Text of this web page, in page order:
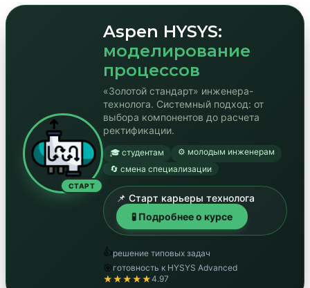
СТАРТ
Aspen HYSYS:
моделирование
процессов
«Золотой стандарт» инженера-
технолога. Системный подход: от
выбора компонентов до расчета
ректификации.
🎓 студентам
⚙️ молодым инженерам
🔄 смена специализации
📌 Старт карьеры технолога
🧪 Подробнее о курсе
👍решение типовых задач
🎯 готовность к HYSYS Advanced
★★★★★4.97